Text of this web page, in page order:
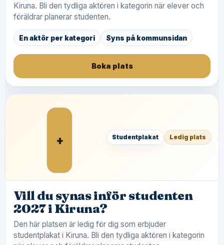
Kiruna. Bli den tydliga aktören i kategorin när elever och
föräldrar planerar studenten.
En aktör per kategori Syns på kommunsidan
Boka plats
+ Studentplakat Ledig plats
Vill du synas inför studenten
2027 i Kiruna?
Den här platsen är ledig för dig som erbjuder
studentplakat i Kiruna. Bli den tydliga aktören i kategorin